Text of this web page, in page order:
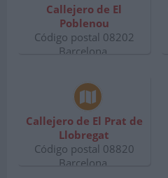
Callejero de El
Poblenou
Código postal 08202
Barcelona.
Callejero de El Prat de
Llobregat
Código postal 08820
Barcelona.